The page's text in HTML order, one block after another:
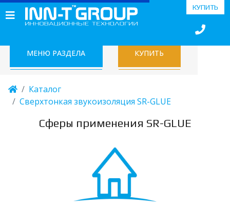
КУПИТЬ
МЕНЮ РАЗДЕЛА КУПИТЬ
Каталог
Сверхтонкая звукоизоляция SR-GLUE
Сферы применения SR-GLUE